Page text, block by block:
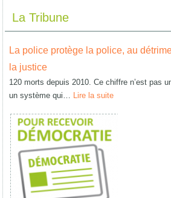
La Tribune
La police protège la police, au
la justice
120 morts depuis 2010. Ce chiffre n’est pas
un système qui… Lire la suite